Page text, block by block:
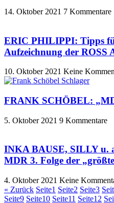
14. Oktober 2021 7 Kommentare
ERIC PHILIPPI: Tipps
Aufzeichnung der ROSS
10. Oktober 2021 Keine
FRANK SCHÖBEL:
5. Oktober 2021 9 Kommentare
INKA BAUSE, SILLY u.
MDR 3. Folge der
4. Oktober 2021 Keine
« Zurück Seite1 Seite2 Seite3
Seite9 Seite10 Seite11 Seite12